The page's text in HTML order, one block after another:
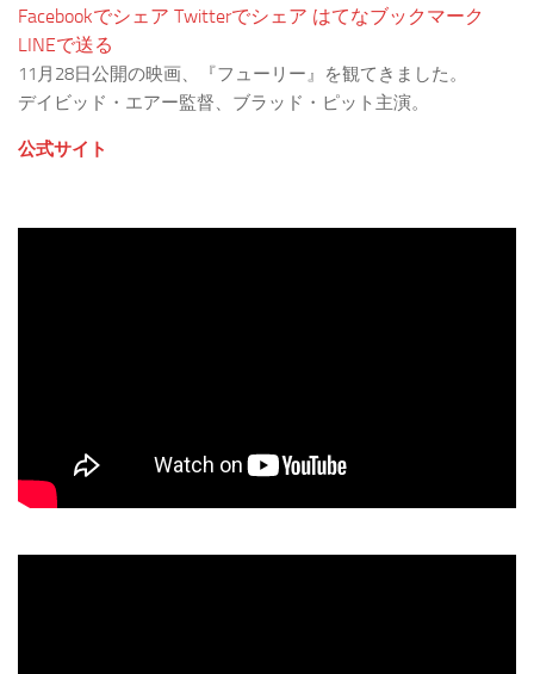
Facebookでシェア Twitterでシェア はてなブックマーク
LINEで送る
11月28日公開の映画、『フューリー』を観てきました。
デイビッド・エアー監督、ブラッド・ピット主演。
公式サイト